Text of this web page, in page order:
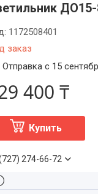
заказ
1172508401
Отправка с 15
400 ₸
Купить
274-66-72